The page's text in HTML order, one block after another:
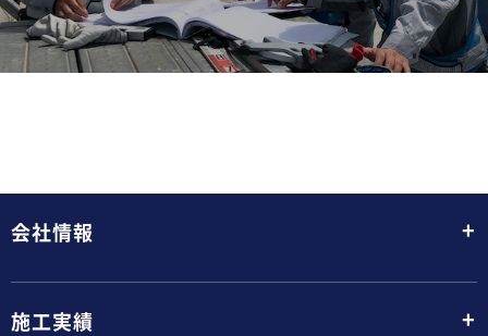
会社情報 +
施工実績 +